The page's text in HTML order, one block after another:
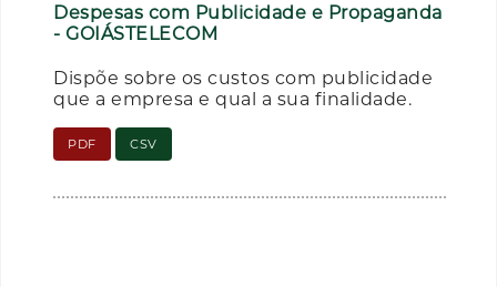
Despesas com Publicidade e Propaganda
- GOIÁSTELECOM
Dispõe sobre os custos com publicidade
que a empresa e qual a sua finalidade.
PDF CSV